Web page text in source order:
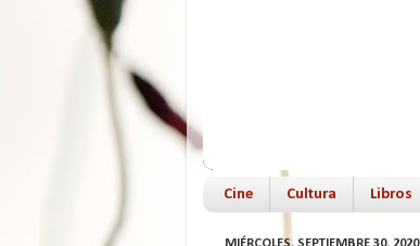
Cine Cultura Libros
MIÉRCOLES, SEPTIEMBRE 30, 2020